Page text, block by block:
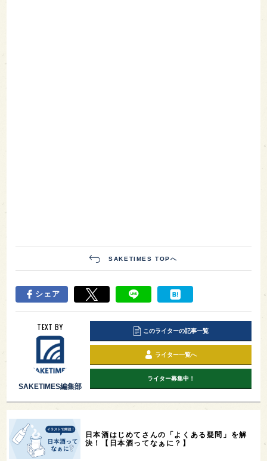
SAKETIMES TOPへ
シェア
TEXT BY
SAKETIMES編集部
このライターの記事一覧
ライター一覧へ
ライター募集中！
日本酒はじめてさんの「よくある疑問」を解
決！【日本酒ってなぁに？】